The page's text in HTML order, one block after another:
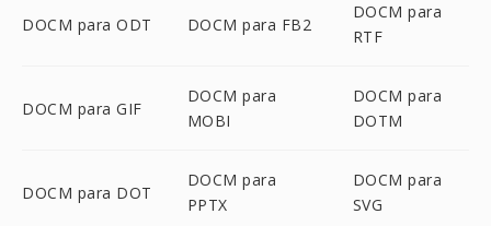
DOCM para ODT DOCM para FB2
DOCM para
RTF
DOCM para GIF
DOCM para
MOBI
DOCM para
DOTM
DOCM para DOT
DOCM para
PPTX
DOCM para
SVG